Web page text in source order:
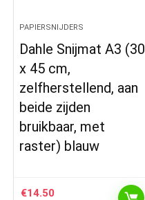
PAPIERSNIJDERS
Dahle Snijmat A3 (30
x 45 cm,
zelfherstellend, aan
beide zijden
bruikbaar, met
raster) blauw
€14.50